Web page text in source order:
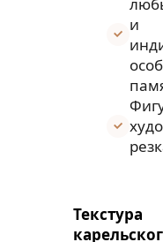
и
Текстура